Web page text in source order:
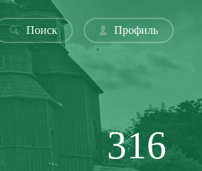
Поиск Профиль
316